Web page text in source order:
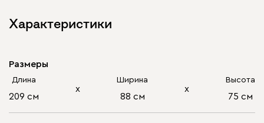
Характеристики
Размеры
Длина
209 см
х
Ширина
88 см
х
Высота
75 см